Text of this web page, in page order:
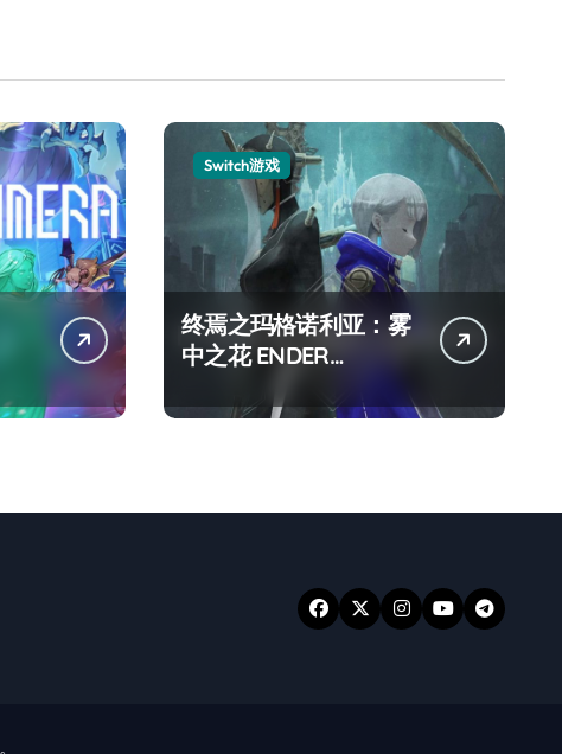
Switch游戏
终焉之玛格诺利亚：雾
中之花 ENDER
the mist
。